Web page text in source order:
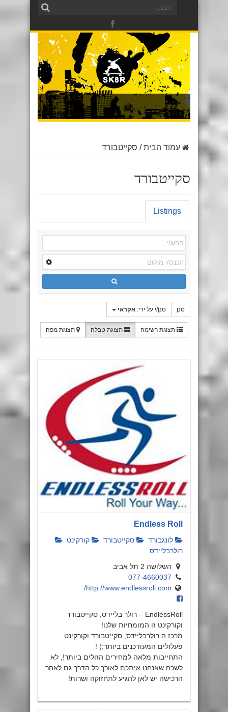
עמוד הבית/ סקייטבורד
סקייטבורד
Listings
סנן סנן/י על ידי: אקראי
תצוגת רשימה תצוגת טבלה תצוגת מפה
Endless Roll
לונגבורד סקייטבורד
קורקינט
רולרבליידס
השלושה 2 תל אביב
077-4660037
http://www.endlessroll.com/
EndlessRoll – רולר בליידס, סקייטבורד
וקורקינט זו המומחיות שלנו!
מרכז ה רולרבליידס, סקייטבורד וקורקינט
פעלולים המעודכנים ביותר:) !
התחייבות מלאה למחירים הזולים ביותר!, לא
לשכח שאנחנו איתכם לאורך כל הדרך גם לאחר
הרכישה יש לאן להגיע לתחזוקה ושרות!